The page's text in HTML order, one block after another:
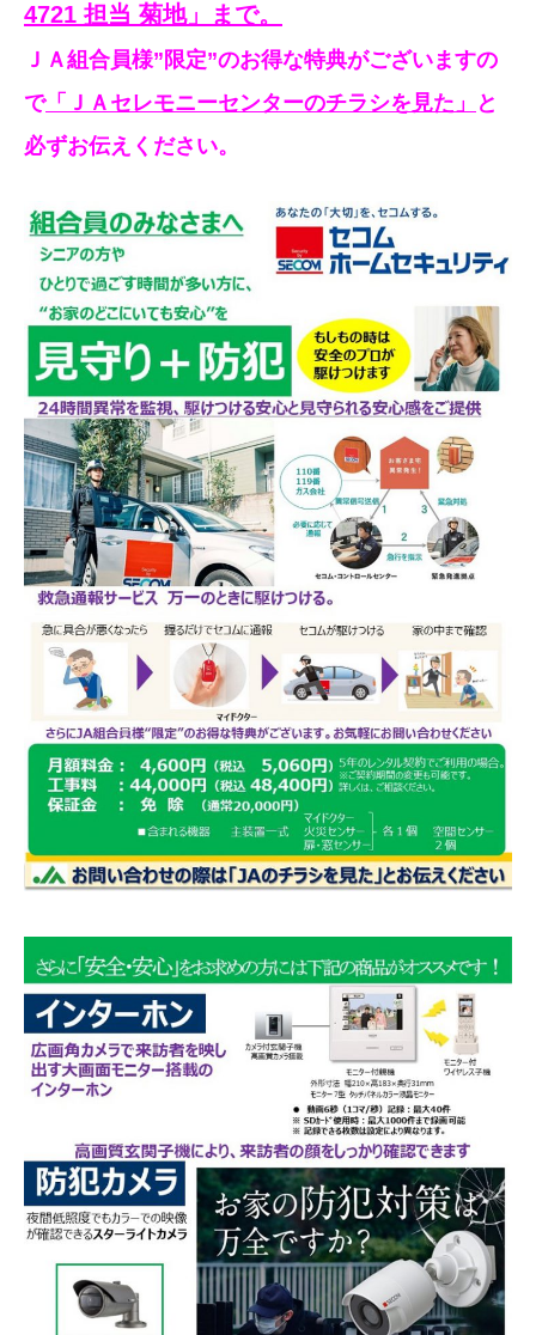
4721 担当 菊地」まで。
ＪＡ組合員様”限定”のお得な特典がございますの
で「ＪＡセレモニーセンターのチラシを見た」
と
必ずお伝えください。